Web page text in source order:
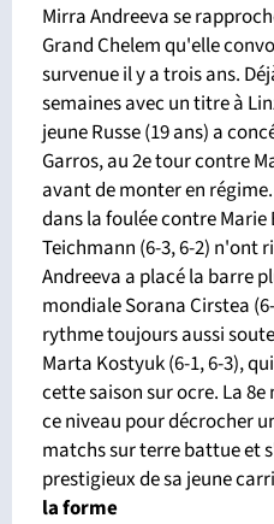
Mirra Andreeva se
Grand Chelem qu'elle
survenue il y a trois ans.
semaines avec un titre à
jeune Russe (19 ans) a
Garros, au 2e tour contre
avant de monter en
dans la foulée contre Marie
Teichmann (6-3, 6-2) n'ont
Andreeva a placé la barre
mondiale Sorana Cirstea
rythme toujours aussi
Marta Kostyuk (6-1, 6-3),
cette saison sur ocre. La
ce niveau pour décrocher
matchs sur terre battue et
prestigieux de sa jeune
la forme